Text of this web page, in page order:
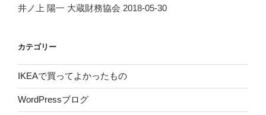
井ノ上 陽一 大蔵財務協会 2018-05-30
カテゴリー
IKEAで買ってよかったもの
WordPressブログ